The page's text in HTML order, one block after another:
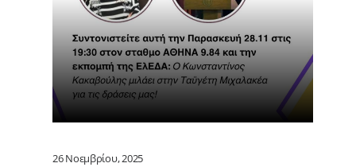
26 Νοεμβρίου, 2025